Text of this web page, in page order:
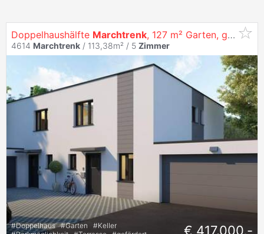
Doppelhaushälfte Marchtrenk, 127 m² Garten, größte Garage (Top 5)
4614 Marchtrenk / 113,38m² / 5 Zimmer
#Doppelhaus #Garten #Keller
€ 417.000,-